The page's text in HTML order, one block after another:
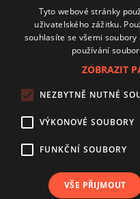
Přihlášením k newsletteru
zpracování osobních údajů.
Zásady používání souborů cookies
Autoři
Nastavení cookies
Tyto webové stránky
uživatelského zážitku.
souhlasíte se všemi
používání
ZOBRAZIT
NEZBYTNĚ NUTNÉ
VÝKONOVÉ SOUBORY
FUNKČNÍ SOUBORY
VŠE PŘIJMOUT